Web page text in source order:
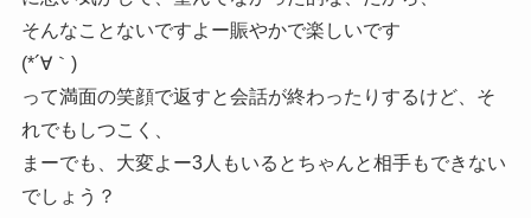
そんなことないですよー賑やかで楽しいです
(*´∀｀)
って満面の笑顔で返すと会話が終わったりするけど、そ
れでもしつこく、
まーでも、大変よー3人もいるとちゃんと相手もできない
でしょう？